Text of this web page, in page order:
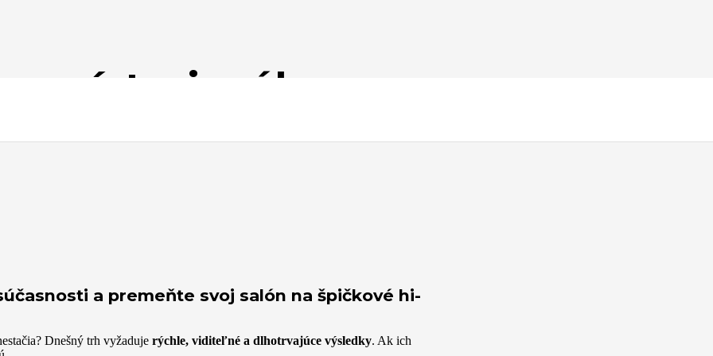
prístrojového
a premeňte svoj salón na špičkové hi-
Dnešný trh vyžaduje rýchle, viditeľné a dlhotrvajúce výsledky. Ak ich